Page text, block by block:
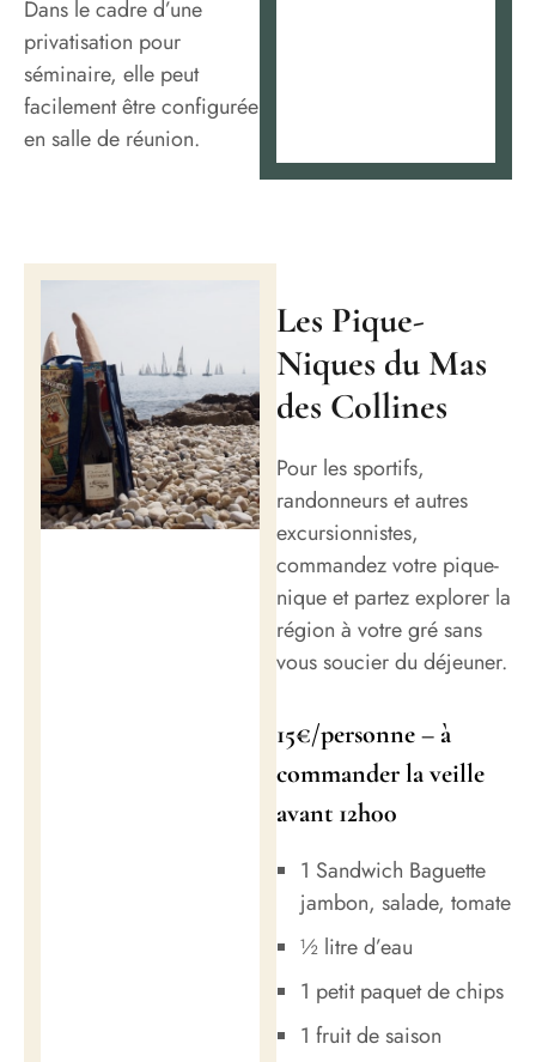
Dans le cadre d’une
privatisation pour
séminaire, elle peut
facilement être configurée
en salle de réunion.
Les Pique-
Niques du Mas
des Collines
Pour les sportifs,
randonneurs et autres
excursionnistes,
commandez votre pique-
nique et partez explorer la
région à votre gré sans
vous soucier du déjeuner.
15€/personne – à
commander la veille
avant 12h00
1 Sandwich Baguette
jambon, salade, tomate
½ litre d’eau
1 petit paquet de chips
1 fruit de saison